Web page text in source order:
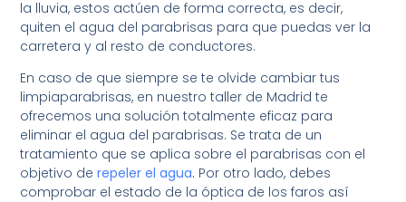
la lluvia, estos actúen de forma correcta, es decir,
quiten el agua del parabrisas para que puedas ver la
carretera y al resto de conductores.
En caso de que siempre se te olvide cambiar tus
limpiaparabrisas, en nuestro taller de Madrid te
ofrecemos una solución totalmente eficaz para
eliminar el agua del parabrisas. Se trata de un
tratamiento que se aplica sobre el parabrisas con el
objetivo derepeler el agua. Por otro lado, debes
comprobar el estado de la óptica de los faros así